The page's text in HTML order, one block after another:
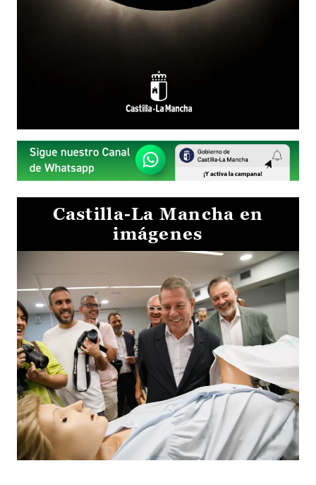
Castilla-La Mancha en
imágenes